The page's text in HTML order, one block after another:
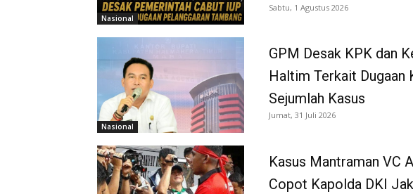
Nasional
Sabtu, 1 Agustus 2026
Nasional
GPM Desak KPK dan
Haltim Terkait Dugaan
Sejumlah Kasus
Jumat, 31 Juli 2026
Kasus Mantraman VC
Copot Kapolda DKI